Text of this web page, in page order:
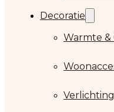
Decoratie
Warmte &
Verlichting